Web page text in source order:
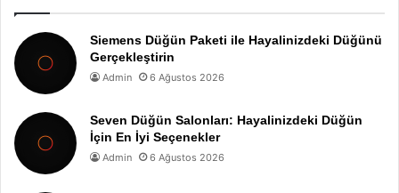
Siemens Düğün Paketi ile Hayalinizdeki Düğünü
Gerçekleştirin
Admin 6 Ağustos 2026
Seven Düğün Salonları: Hayalinizdeki Düğün
İçin En İyi Seçenekler
Admin 6 Ağustos 2026